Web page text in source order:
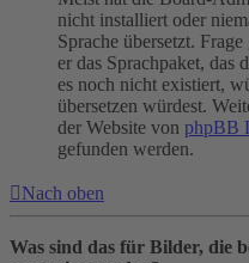
nicht installiert oder
Sprache übersetzt.
er das Sprachpaket, das
es noch nicht existiert,
übersetzen würdest.
der Website von phpBB
gefunden werden.
Nach oben
Was sind das für Bilder, die